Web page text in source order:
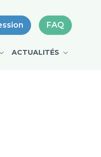
FAQ
ACTUALITÉS